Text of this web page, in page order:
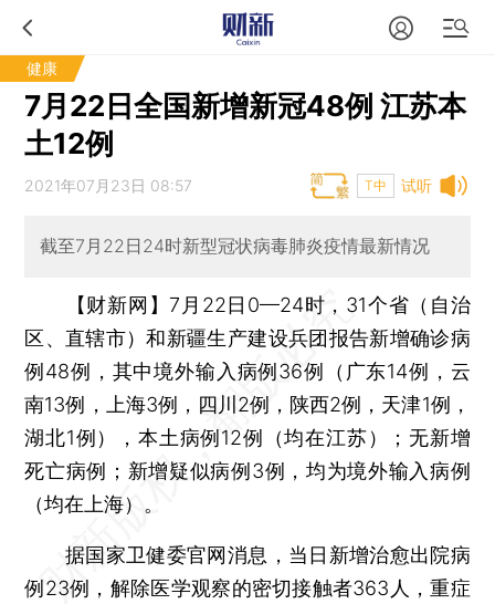
健康
7月22日全国新增新冠48例 江苏本
土12例
试听
2021年07月23日 08:57 T中
截至7月22日24时新型冠状病毒肺炎疫情最新情况
【财新网】 7月22日0—24时，31个省（自治
区、直辖市）和新疆生产建设兵团报告新增确诊病
例48例，其中境外输入病例36例（广东14例，云
南13例，上海3例，四川2例，陕西2例，天津1例，
湖北1例），本土病例12例（均在江苏）；无新增
死亡病例；新增疑似病例3例，均为境外输入病例
（均在上海）。
据国家卫健委官网消息，当日新增治愈出院病
例23例，解除医学观察的密切接触者363人，重症